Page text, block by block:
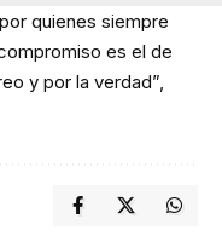
quienes siempre
es el de
y por la verdad”,